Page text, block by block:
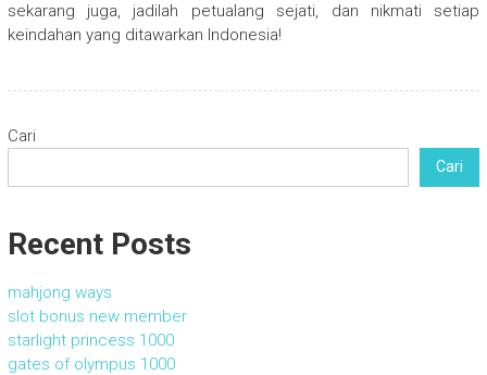
sekarang juga, jadilah petualang sejati, dan nikmati setiap
keindahan yang ditawarkan Indonesia!
Cari
Cari
Recent Posts
mahjong ways
slot bonus new member
starlight princess 1000
gates of olympus 1000